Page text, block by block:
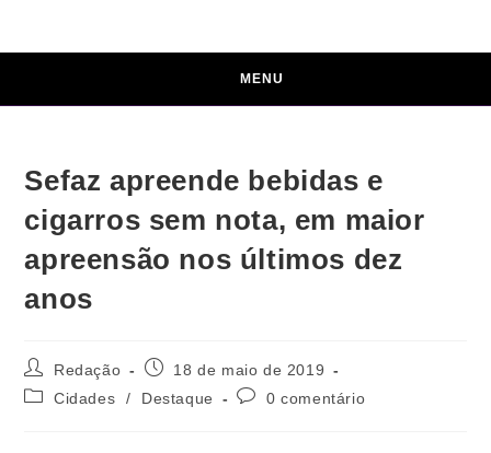
MENU
Sefaz apreende bebidas e
cigarros sem nota, em maior
apreensão nos últimos dez
anos
Redação
18 de maio de 2019
Cidades
/ Destaque 0 comentário